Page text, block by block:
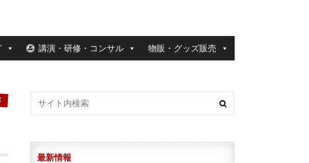
講演・研修・コンサル 物販・グッズ販売
最新情報